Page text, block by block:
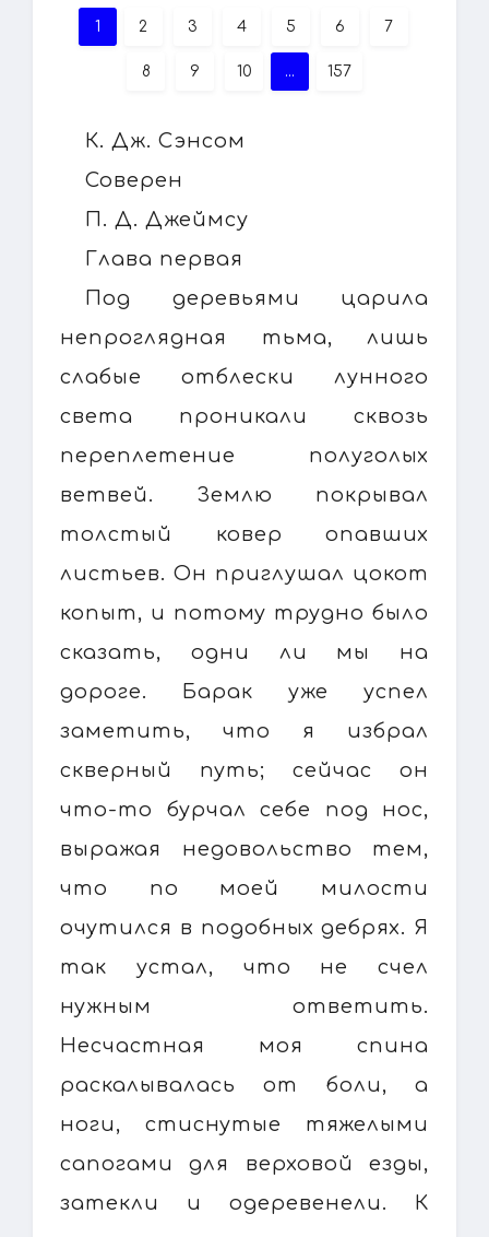
1 2 3 4 5 6 7
8 9 10 ... 157
К. Дж. Сэнсом
Соверен
П. Д. Джеймсу
Глава первая
Под деревьями царила
непроглядная тьма, лишь
слабые отблески лунного
света проникали сквозь
переплетение полуголых
ветвей. Землю покрывал
толстый ковер опавших
листьев. Он приглушал цокот
копыт, и потому трудно было
сказать, одни ли мы на
дороге. Барак уже успел
заметить, что я избрал
скверный путь; сейчас он
что-то бурчал себе под нос,
выражая недовольство тем,
что по моей милости
очутился в подобных дебрях. Я
так устал, что не счел
нужным ответить.
Несчастная моя спина
раскалывалась от боли, а
ноги, стиснутые тяжелыми
сапогами для верховой езды,
затекли и одеревенели. К